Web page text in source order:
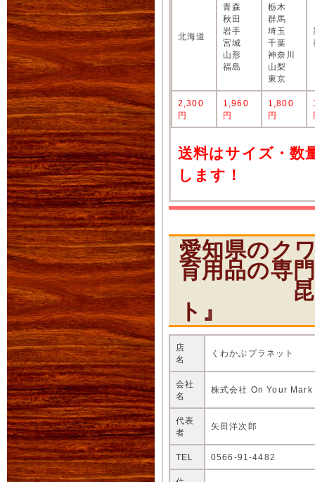
北海道
青森
秋田
岩手
宮城
山形
福島
栃木
群馬
埼玉
千葉
神奈川
山梨
東京
2,300
円
1,960
円
1,800
円
送料はサイズ・数
します！
愛知県のク
育用品の専
昆虫シ
ト』
店
名
くわかぶプラネット
会社
名
株式会社 On Your Mark
代表
者
矢田洋次郎
TEL 0566-91-4482